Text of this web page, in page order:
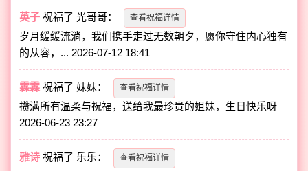
英子 祝福了光哥哥： 查看祝福详情
岁月缓缓流淌，我们携手走过无数朝夕，愿你守住内心独有
的从容，... 2026-07-12 18:41
霖霖 祝福了妹妹： 查看祝福详情
攒满所有温柔与祝福，送给我最珍贵的姐妹，生日快乐呀
2026-06-23 23:27
雅诗 祝福了 乐乐： 查看祝福详情